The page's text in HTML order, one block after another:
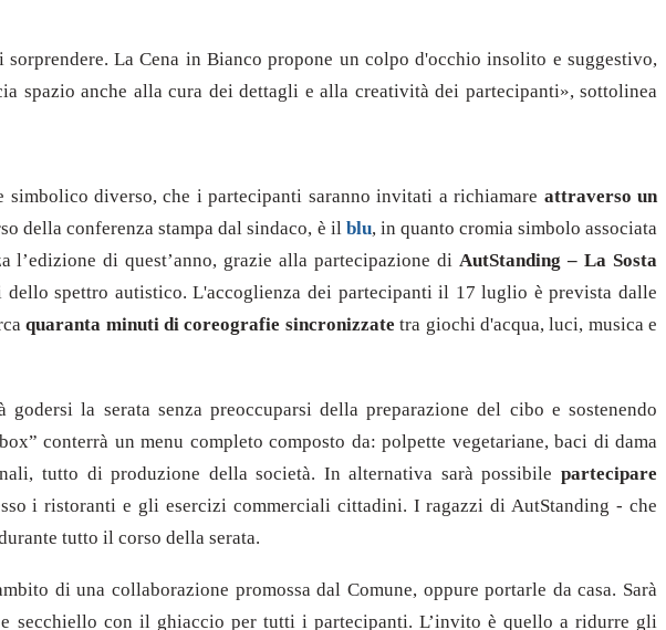
La Cena in Bianco propone un colpo d'occhio insolito e suggestivo,
spazio anche alla cura dei dettagli e alla creatività dei partecipanti», sottolinea
diverso, che i partecipanti saranno invitati a richiamare attraverso un
della conferenza stampa dal sindaco, è il blu, in quanto cromia simbolo associata
l’edizione di quest’anno, grazie alla partecipazione diAutStanding – La Sosta
dello spettro autistico.L'accoglienza dei partecipanti il 17 luglio è prevista dalle
quaranta minuti di coreografie sincronizzate tra giochi d'acqua, luci, musica e
la serata senza preoccuparsi della preparazione del cibo e sostenendo
conterrà un menu completo composto da: polpette vegetariane, baci di dama
tutto di produzione della società. In alternativa sarà possibile partecipare
i ristoranti e gli esercizi commerciali cittadini. I ragazzi di AutStanding - che
tutto il corso della serata.
di una collaborazione promossa dal Comune, oppure portarle da casa. Sarà
secchiello con il ghiaccio per tutti i partecipanti. L’invito è quello a ridurre gli